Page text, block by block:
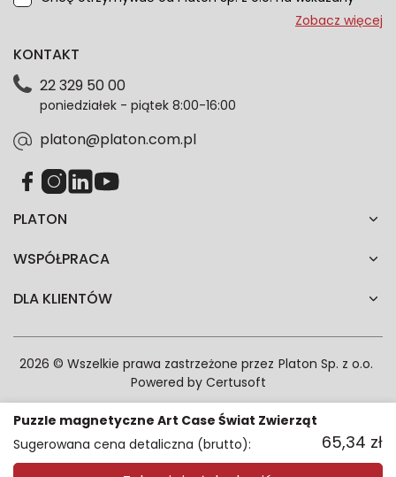
Puzzle magnetyczne Art Case Świat Zwierząt
Sugerowana cena detaliczna (brutto):
65,34 zł
przeze mnie adres e-mail informacje marketingowe
dotyczące danych osobowych znajdziesz w naszej
każdym czasie. Wycofanie zgody nie wpłynie na
zgodność z prawem przetwarzania dokonanego przed
Zobacz więcej
PLATON
WSPÓŁPRACA
DLA KLIENTÓW
KONTAKT
22 329 50 00
poniedziałek - piątek 8:00-16:00
platon@platon.com.pl
2026 © Wszelkie prawa zastrzeżone przez Platon Sp. z o.o.
Powered by Certusoft